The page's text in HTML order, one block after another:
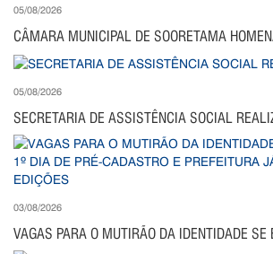
05/08/2026
CÂMARA MUNICIPAL DE SOORETAMA
05/08/2026
SECRETARIA DE ASSISTÊNCIA SOCIAL
03/08/2026
VAGAS PARA O MUTIRÃO DA IDENTIDADE SE